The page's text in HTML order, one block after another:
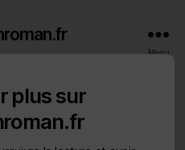
Menu
Categories
ROMAN
plus sur